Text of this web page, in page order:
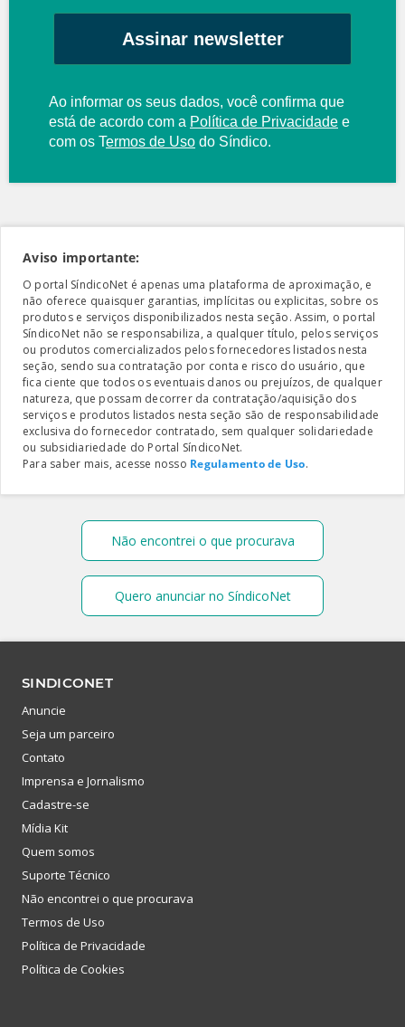
Assinar newsletter
Ao informar os seus dados, você confirma que
está de acordo com a Política de Privacidade e
com os Termos de Uso do Síndico.
Aviso importante:
O portal SíndicoNet é apenas uma plataforma de aproximação, e
não oferece quaisquer garantias, implícitas ou explicitas, sobre os
produtos e serviços disponibilizados nesta seção. Assim, o portal
SíndicoNet não se responsabiliza, a qualquer título, pelos serviços
ou produtos comercializados pelos fornecedores listados nesta
seção, sendo sua contratação por conta e risco do usuário, que
fica ciente que todos os eventuais danos ou prejuízos, de qualquer
natureza, que possam decorrer da contratação/aquisição dos
serviços e produtos listados nesta seção são de responsabilidade
exclusiva do fornecedor contratado, sem qualquer solidariedade
ou subsidiariedade do Portal SíndicoNet.
Para saber mais, acesse nosso Regulamento de Uso.
Não encontrei o que procurava
Quero anunciar no SíndicoNet
SINDICONET
Anuncie
Seja um parceiro
Contato
Imprensa e Jornalismo
Cadastre-se
Mídia Kit
Quem somos
Suporte Técnico
Não encontrei o que procurava
Termos de Uso
Política de Privacidade
Política de Cookies